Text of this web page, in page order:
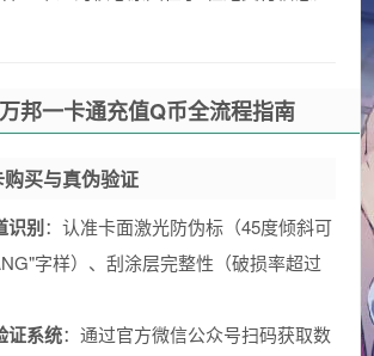
邦一卡通充值Q币全流程指南
买与真伪验证
识别：认准卡面激光防伪标（45度倾斜可
字样）、刮涂层完整性（破损率超过
证系统：通过官方微信公众号扫码获取数